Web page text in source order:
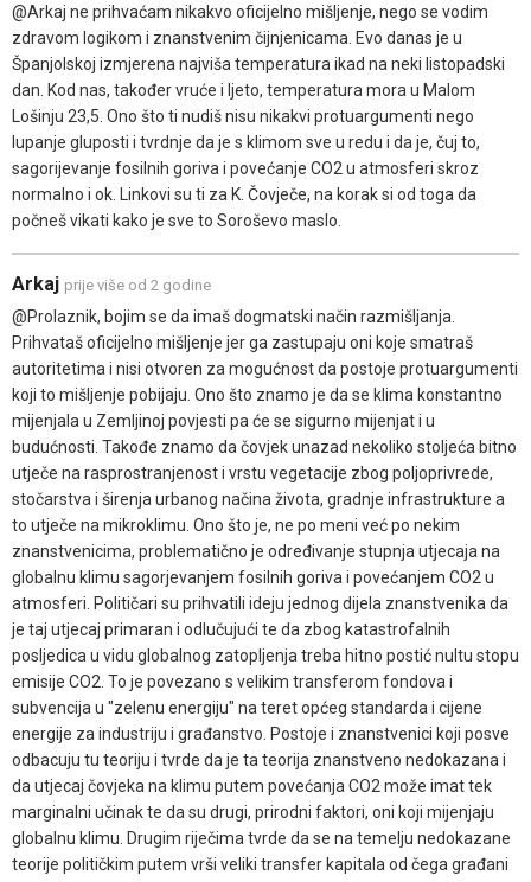
@Arkaj ne prihvaćam nikakvo oficijelno mišljenje, nego se vodim
zdravom logikom i znanstvenim čijnjenicama. Evo danas je u
Španjolskoj izmjerena najviša temperatura ikad na neki listopadski
dan. Kod nas, također vruće i ljeto, temperatura mora u Malom
Lošinju 23,5. Ono što ti nudiš nisu nikakvi protuargumenti nego
lupanje gluposti i tvrdnje da je s klimom sve u redu i da je, čuj to,
sagorijevanje fosilnih goriva i povećanje CO2 u atmosferi skroz
normalno i ok. Linkovi su ti za K. Čovječe, na korak si od toga da
počneš vikati kako je sve to Soroševo maslo.
Arkaj prije više od 2 godine
@Prolaznik, bojim se da imaš dogmatski način razmišljanja.
Prihvataš oficijelno mišljenje jer ga zastupaju oni koje smatraš
autoritetima i nisi otvoren za mogućnost da postoje protuargumenti
koji to mišljenje pobijaju. Ono što znamo je da se klima konstantno
mijenjala u Zemljinoj povjesti pa će se sigurno mijenjat i u
budućnosti. Takođe znamo da čovjek unazad nekoliko stoljeća bitno
utječe na rasprostranjenost i vrstu vegetacije zbog poljoprivrede,
stočarstva i širenja urbanog načina života, gradnje infrastrukture a
to utječe na mikroklimu. Ono što je, ne po meni već po nekim
znanstvenicima, problematično je određivanje stupnja utjecaja na
globalnu klimu sagorjevanjem fosilnih goriva i povećanjem CO2 u
atmosferi. Političari su prihvatili ideju jednog dijela znanstvenika da
je taj utjecaj primaran i odlučujući te da zbog katastrofalnih
posljedica u vidu globalnog zatopljenja treba hitno postić nultu stopu
emisije CO2. To je povezano s velikim transferom fondova i
subvencija u "zelenu energiju" na teret općeg standarda i cijene
energije za industriju i građanstvo. Postoje i znanstvenici koji posve
odbacuju tu teoriju i tvrde da je ta teorija znanstveno nedokazana i
da utjecaj čovjeka na klimu putem povećanja CO2 može imat tek
marginalni učinak te da su drugi, prirodni faktori, oni koji mijenjaju
globalnu klimu. Drugim riječima tvrde da se na temelju nedokazane
teorije političkim putem vrši veliki transfer kapitala od čega građani